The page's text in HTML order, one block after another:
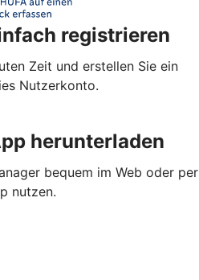
registrieren
Zeit und erstellen Sie ein
Nutzerkonto.
herunterladen
bequem im Web oder per
nutzen.